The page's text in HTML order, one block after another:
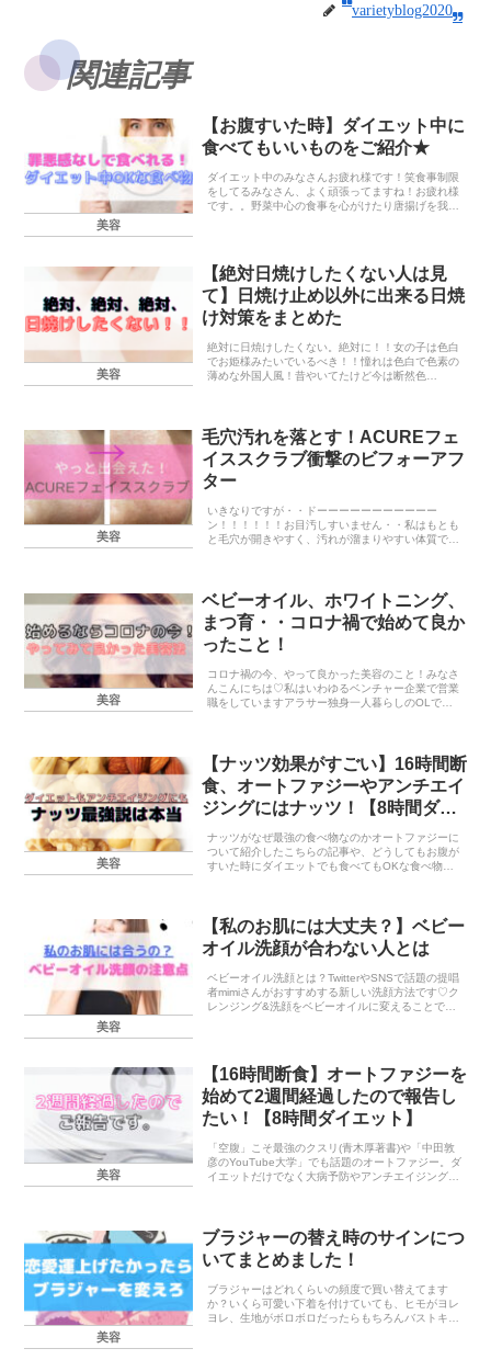
varietyblog2020
関連記事
美容
【お腹すいた時】ダイエット中に
食べてもいいものをご紹介★
ダイエット中のみなさんお疲れ様です！笑食事制限
をしてるみなさん、よく頑張ってますね！お疲れ様
です。。野菜中心の食事を心がけたり唐揚げを我慢
美容
【絶対日焼けしたくない人は見
て】日焼け止め以外に出来る日焼
け対策をまとめた
絶対に日焼けしたくない。絶対に！！女の子は色白
でお姫様みたいでいるべき！！憧れは色白で色素の
薄めな外国人風！昔やいてたけど今は断然色
美容
毛穴汚れを落とす！ACUREフェ
イススクラブ衝撃のビフォーアフ
ター
いきなりですが・・ドーーーーーーーーーーー
ン！！！！！！お目汚しすいません・・私はもとも
と毛穴が開きやすく、汚れが溜まりやすい体質でこ
美容
ベビーオイル、ホワイトニング、
まつ育・・コロナ禍で始めて良か
ったこと！
コロナ禍の今、やって良かった美容のこと！みなさ
んこんにちは♡私はいわゆるベンチャー企業で営業
職をしていますアラサー独身一人暮らしのOLで
美容
【ナッツ効果がすごい】16時間断
食、オートファジーやアンチエイ
ジングにはナッツ！【8時間ダイ
エット】
ナッツがなぜ最強の食べ物なのかオートファジーに
ついて紹介したこちらの記事や、どうしてもお腹が
すいた時にダイエットでも食べてもOKな食べ物に
美容
【私のお肌には大丈夫？】ベビー
オイル洗顔が合わない人とは
ベビーオイル洗顔とは？TwitterやSNSで話題の提唱
者mimiさんがおすすめする新しい洗顔方法です♡ク
レンジング&洗顔をベビーオイルに変えることで、
美容
【16時間断食】オートファジーを
始めて2週間経過したので報告し
たい！【8時間ダイエット】
「空腹」こそ最強のクスリ(青木厚著書)や「中田敦
彦のYouTube大学」でも話題のオートファジー。ダ
イエットだけでなく大病予防やアンチエイジングに
美容
ブラジャーの替え時のサインにつ
いてまとめました！
ブラジャーはどれくらいの頻度で買い替えてます
か？いくら可愛い下着を付けていても、ヒモがヨレ
ヨレ、生地がボロボロだったらもちろんバストキー